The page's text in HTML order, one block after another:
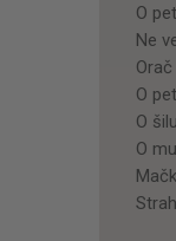
O
Ne
O
O
O